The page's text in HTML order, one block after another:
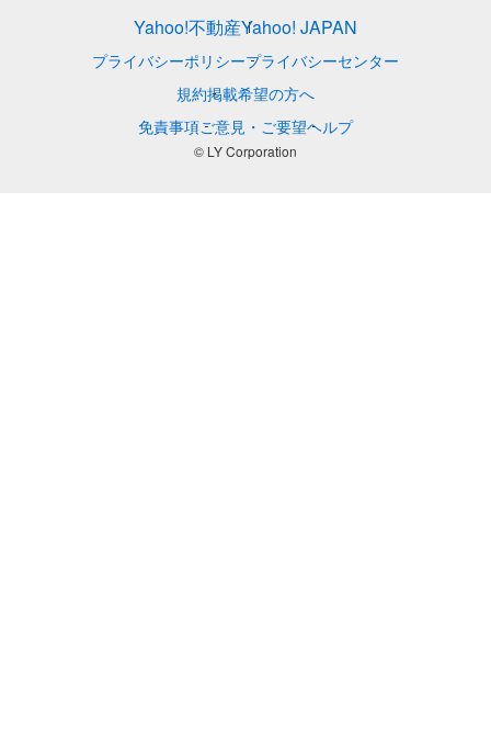
Yahoo!不動産Yahoo! JAPAN
プライバシーポリシープライバシーセンター
規約掲載希望の方へ
免責事項ご意見・ご要望ヘルプ
© LY Corporation